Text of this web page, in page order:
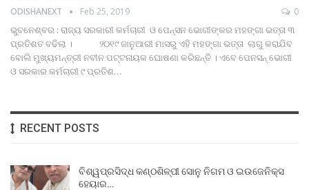
ODISHANEXT Feb 25, 2019 0
ଭୁବନେଶ୍ବର : ରାଜ୍ୟ ସରକାରୀ କର୍ମଚାରୀ ଓ ପେନ୍‌ସନ ଭୋଗୀଙ୍କର ମହଙ୍ଗା ଭତ୍ତା ୩
ପ୍ରତିଶତ ବଢିଲା । ୨୦୧୯ ଜାନୁଆରୀ ମାସରୁ ଏହି ମହଙ୍ଗା ଭତ୍ତା ଲାଗୁ କରାଯିବ
ବୋଲି ମୁଖ୍ୟମନ୍ତ୍ରୀ ନବୀନ ପଟ୍ଟନାୟକ ଘୋଷଣା କରିଛନ୍ତି । ଏବେ ପେନସନ୍‌ ଭୋଗୀ
ଓ ସରକାର କର୍ମଚାରୀ ୯ ପ୍ରତିଶ…
RECENT POSTS
ବିଶ୍ୱପ୍ରସିଦ୍ଧ କଣ୍ଠଶିଳ୍ପୀ ସୋନୁ ନିଗମ ଓ ଇଉଜେନିକ୍ସ
ହେୟାର…